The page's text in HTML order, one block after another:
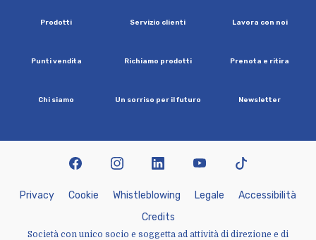
Prodotti Servizio clienti Lavora con noi
Puntivendita Richiamo prodotti Prenota e ritira
Chi siamo Un sorriso per ilfuturo Newsletter
Privacy Cookie Whist eb owing Lega e Accessibi ità
Credits
Società con unico socio e soggetta ad attività di direzione e di
facebookinstagram linkedin youtubetiktok